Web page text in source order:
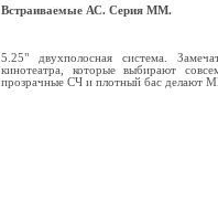
Встраиваемые АС. Серия MM.
5.25" двухполосная система.
кинотеатра, которые выбирают
прозрачные СЧ и плотный бас делают